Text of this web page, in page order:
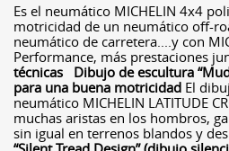
Es el neumático MICHELIN 4x4
motricidad de un neumático off-
neumático de carretera....y con
Performance, más prestaciones
técnicas
Dibujo de escultura
para una buena motricidad El
neumático MICHELIN LATITUDE
muchas aristas en los hombros,
sin igual en terrenos blandos y